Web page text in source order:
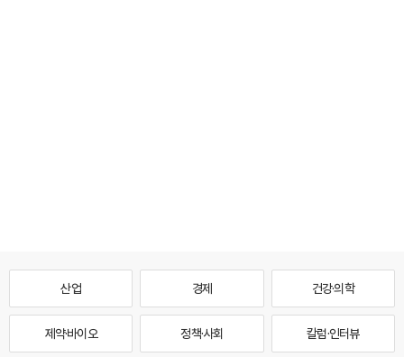
산업 경제 건강·의학
제약·바이오 정책·사회 칼럼·인터뷰